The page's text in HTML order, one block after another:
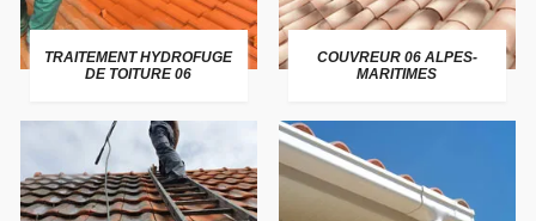
TRAITEMENT HYDROFUGE
DE TOITURE 06
COUVREUR 06 ALPES-
MARITIMES